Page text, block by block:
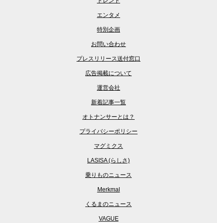
エンタメ
特別企画
お問い合わせ
プレスリリース送付窓口
広告掲載について
運営会社
新着記事一覧
オトナンサーとは？
プライバシーポリシー
マグミクス
LASISA (らしさ)
乗りものニュース
Merkmal
くるまのニュース
VAGUE